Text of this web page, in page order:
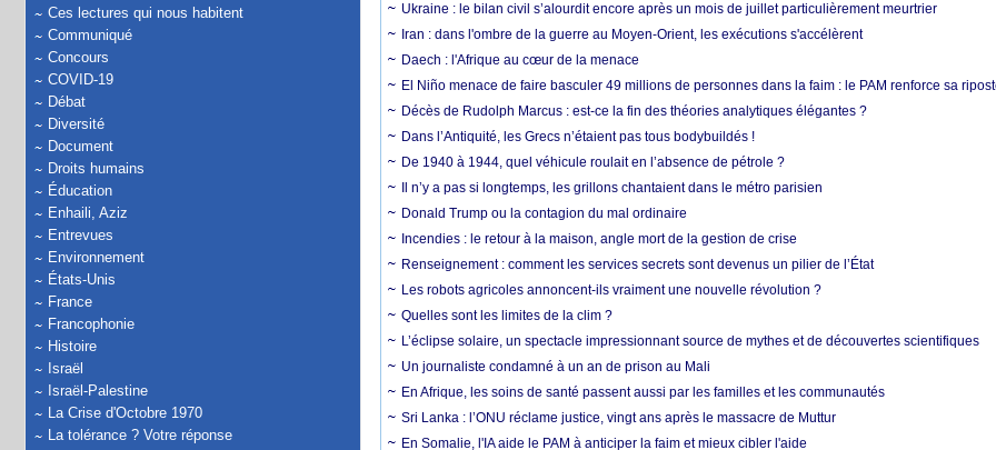
Ces lectures qui nous habitent
Communiqué
Concours
COVID-19
Débat
Diversité
Document
Droits humains
Éducation
Enhaili, Aziz
Entrevues
Environnement
États-Unis
France
Francophonie
Histoire
Israël
Israël-Palestine
La Crise d'Octobre 1970
La tolérance ? Votre réponse
Ukraine : le bilan civil s’alourdit encore après un mois de juillet particulièrement meurtrier
Iran : dans l'ombre de la guerre au Moyen-Orient, les exécutions s'accélèrent
Daech : l'Afrique au cœur de la menace
El Niño menace de faire basculer 49 millions de personnes dans la faim : le PAM renforce sa
Décès de Rudolph Marcus : est-ce la fin des théories analytiques élégantes ?
Dans l’Antiquité, les Grecs n’étaient pas tous bodybuildés !
De 1940 à 1944, quel véhicule roulait en l’absence de pétrole ?
Il n’y a pas si longtemps, les grillons chantaient dans le métro parisien
Donald Trump ou la contagion du mal ordinaire
Incendies : le retour à la maison, angle mort de la gestion de crise
Renseignement : comment les services secrets sont devenus un pilier de l’État
Les robots agricoles annoncent-ils vraiment une nouvelle révolution ?
Quelles sont les limites de la clim ?
L’éclipse solaire, un spectacle impressionnant source de mythes et de découvertes scientifiques
Un journaliste condamné à un an de prison au Mali
En Afrique, les soins de santé passent aussi par les familles et les communautés
Sri Lanka : l’ONU réclame justice, vingt ans après le massacre de Muttur
En Somalie, l'IA aide le PAM à anticiper la faim et mieux cibler l'aide